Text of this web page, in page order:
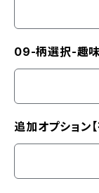
09-柄選択-趣味
追加オプション【